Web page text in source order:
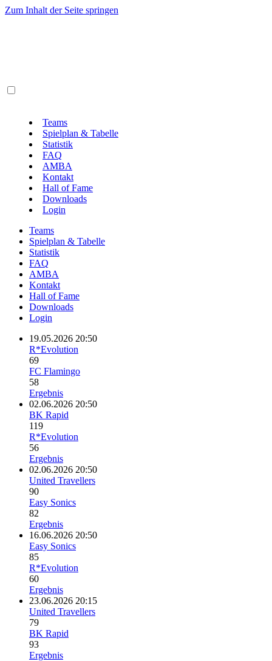
Zum Inhalt der Seite springen
Teams
Spielplan & Tabelle
Statistik
FAQ
AMBA
Kontakt
Hall of Fame
Downloads
Login
Teams
Spielplan & Tabelle
Statistik
FAQ
AMBA
Kontakt
Hall of Fame
Downloads
Login
19.05.2026 20:50
R*Evolution
69
FC Flamingo
58
Ergebnis
02.06.2026 20:50
BK Rapid
119
R*Evolution
56
Ergebnis
02.06.2026 20:50
United Travellers
90
Easy Sonics
82
Ergebnis
16.06.2026 20:50
Easy Sonics
85
R*Evolution
60
Ergebnis
23.06.2026 20:15
United Travellers
79
BK Rapid
93
Ergebnis